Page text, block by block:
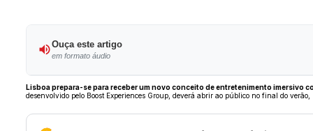
Ouça este artigo
em formato áudio
Lisboa prepara-se para receber um novo conceito de entretenimento imersivo
desenvolvido pelo Boost Experiences Group, deverá abrir ao público no final do